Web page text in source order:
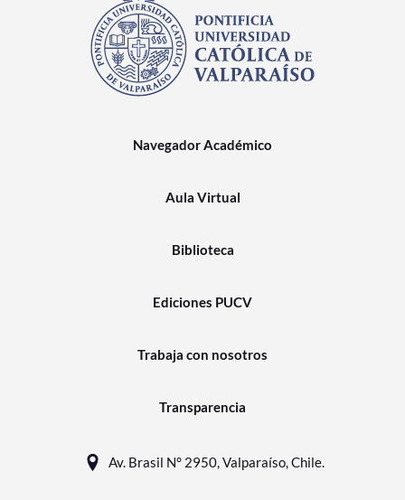
Navegador Académico
Aula Virtual
Biblioteca
Ediciones PUCV
Trabaja con nosotros
Transparencia
Av. Brasil N° 2950, Valparaíso, Chile.